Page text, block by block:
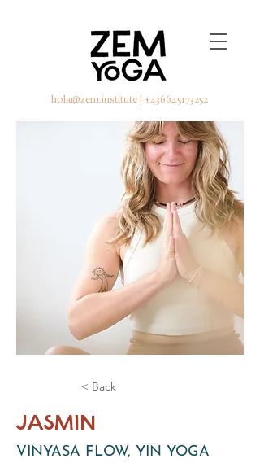
hola@zem.institute +436645173252
< Back
JASMIN
VINYASA FLOW, YIN YOGA